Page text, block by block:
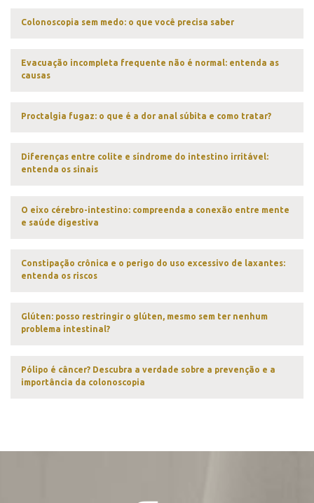
Colonoscopia sem medo: o que você precisa saber
Evacuação incompleta frequente não é normal: entenda as
causas
Proctalgia fugaz: o que é a dor anal súbita e como tratar?
Diferenças entre colite e síndrome do intestino irritável:
entenda os sinais
O eixo cérebro-intestino: compreenda a conexão entre mente
e saúde digestiva
Constipação crônica e o perigo do uso excessivo de laxantes:
entenda os riscos
Glúten: posso restringir o glúten, mesmo sem ter nenhum
problema intestinal?
Pólipo é câncer? Descubra a verdade sobre a prevenção e a
importância da colonoscopia